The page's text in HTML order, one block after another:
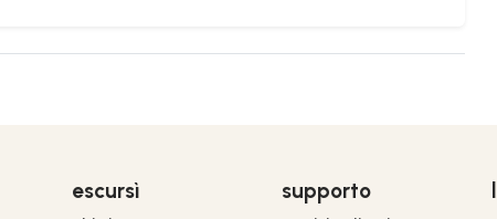
escursì supporto